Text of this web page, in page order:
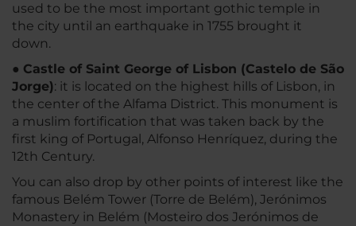
used to be the most important gothic temple in
the city until an earthquake in 1755 brought it
down.
● Castle of Saint George of Lisbon (Castelo de São
Jorge): it is located on the highest hills of Lisbon, in
the center of the Alfama District. This monument is
a muslim fortification that was taken back by the
first king of Portugal, Alfonso Henríquez, during the
12th Century.
You can also drop by other points of interest like the
famous Belém Tower (Torre de Belém), Jerónimos
Monastery in Belém (Mosteiro dos Jerónimos de